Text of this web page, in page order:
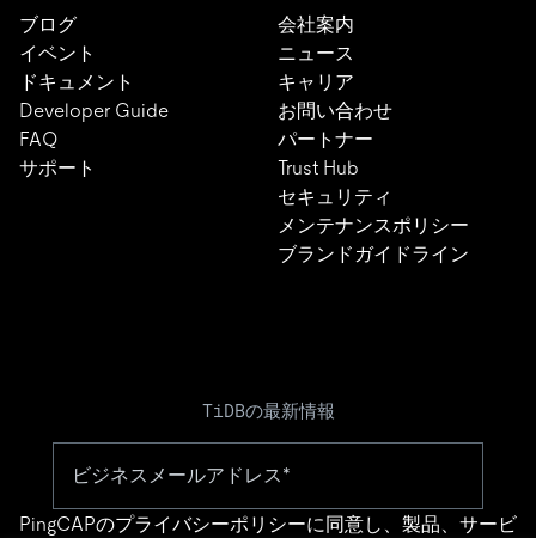
ブログ
イベント
ドキュメント
Developer Guide
FAQ
サポート
会社案内
ニュース
キャリア
お問い合わせ
パートナー
Trust Hub
セキュリティ
メンテナンスポリシー
ブランドガイドライン
TiDBの最新情報
PingCAPのプライバシーポリシーに同意し、製品、サービ